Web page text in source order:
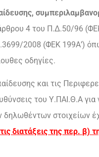
4 του Π.Δ.50/96
2008 (ΦΕΚ 199Α’)
οδηγίες.
και τις
του Υ.ΠΑΙ.Θ.Α
στοιχείων
διατάξεις της περ.